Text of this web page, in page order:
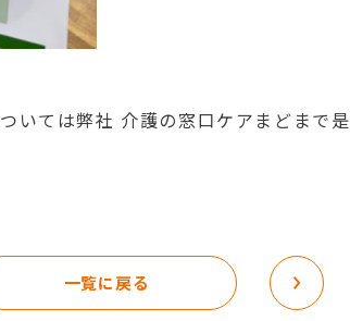
ついては弊社 介護の窓口ケアまど まで
一覧に戻る